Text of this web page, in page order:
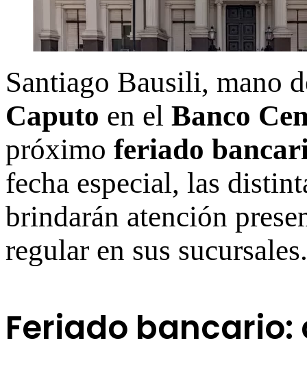
Santiago Bausili, mano
Caputo en el Banco
próximo feriado
fecha especial, las
brindarán atención
regular en sus sucursales.
Feriado